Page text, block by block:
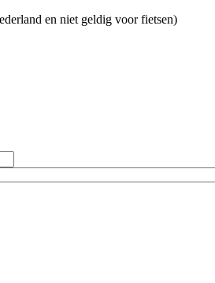
en niet geldig voor fietsen)